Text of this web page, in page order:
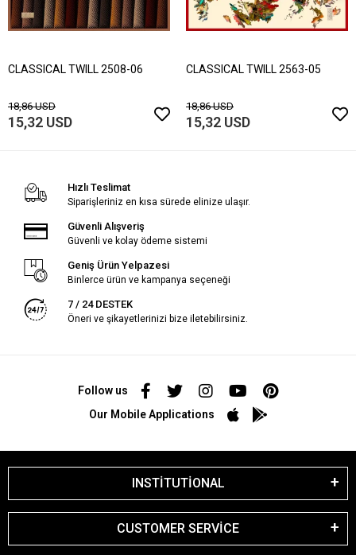
CLASSICAL TWILL 2508-06
18,86 USD
15,32 USD
CLASSICAL TWILL 2563-05
18,86 USD
15,32 USD
Hızlı Teslimat
Siparişleriniz en kısa sürede elinize ulaşır.
Güvenli Alışveriş
Güvenli ve kolay ödeme sistemi
Geniş Ürün Yelpazesi
Binlerce ürün ve kampanya seçeneği
7 / 24 DESTEK
Öneri ve şikayetlerinizi bize iletebilirsiniz.
Follow us
Our Mobile Applications
INSTİTUTİONAL
CUSTOMER SERVİCE